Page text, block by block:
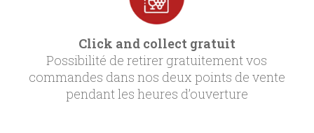
Click and collect gratuit
Possibilité de retirer gratuitement vos
commandes dans nos deux points de vente
pendant les heures d’ouverture